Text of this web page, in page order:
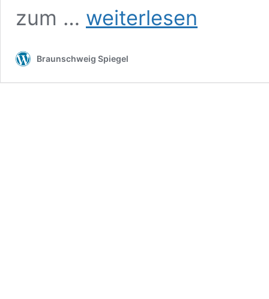
zum …
Bezirksrat
Südwest:
Gewerbegebiet
weiterlesen
Braunschweig Spiegel